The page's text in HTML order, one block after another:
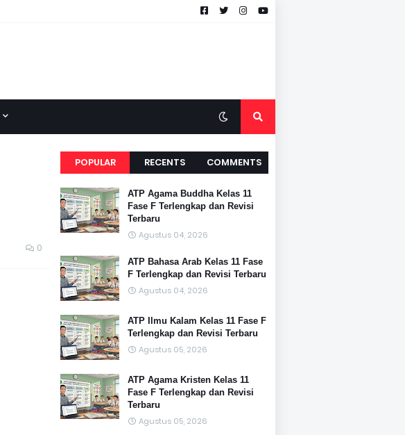
0
POPULAR RECENTS COMMENTS
ATP Agama Buddha Kelas 11
Fase F Terlengkap dan Revisi
Terbaru
Agustus 04, 2026
ATP Bahasa Arab Kelas 11 Fase
F Terlengkap dan Revisi Terbaru
Agustus 04, 2026
ATP Ilmu Kalam Kelas 11 Fase F
Terlengkap dan Revisi Terbaru
Agustus 05, 2026
ATP Agama Kristen Kelas 11
Fase F Terlengkap dan Revisi
Terbaru
Agustus 05, 2026